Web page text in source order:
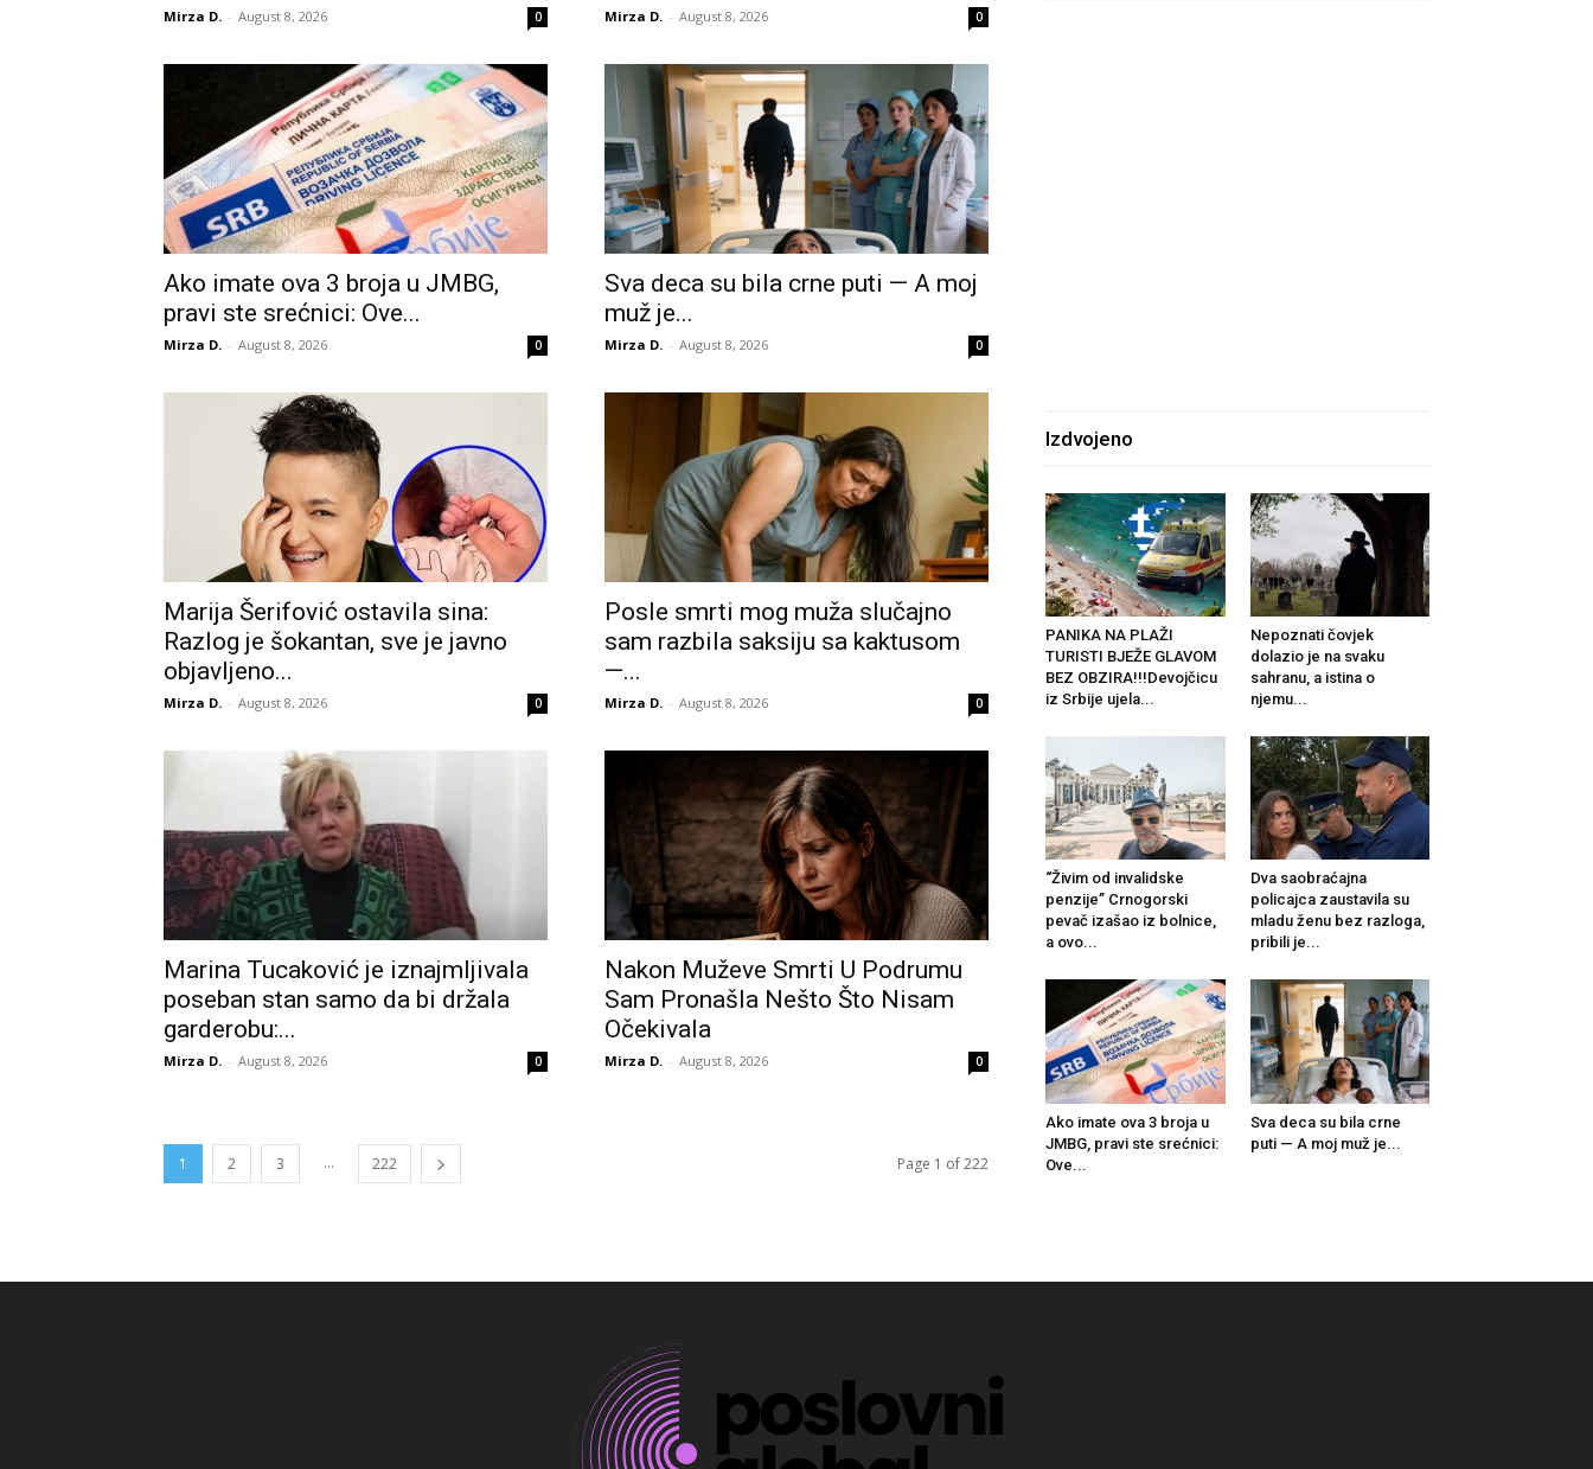
Mirza D. - August 8, 2026 0 Mirza D. - August 8, 2026 0
Ako imate ova 3 broja u JMBG,
pravi ste srećnici: Ove...
Mirza D. - August 8, 2026 0
Sva deca su bila crne puti — A moj
muž je...
Mirza D. - August 8, 2026 0
Marija Šerifović ostavila sina:
Razlog je šokantan, sve je javno
objavljeno...
Mirza D. - August 8, 2026 0
Posle smrti mog muža slučajno
sam razbila saksiju sa kaktusom
—...
Mirza D. - August 8, 2026 0
Marina Tucaković je iznajmljivala
poseban stan samo da bi držala
garderobu:...
Mirza D. - August 8, 2026 0
Nakon Muževe Smrti U Podrumu
Sam Pronašla Nešto Što Nisam
Očekivala
Mirza D. - August 8, 2026 0
1 2 3 ... 222 Page 1 of 222
Izdvojeno
PANIKA NA PLAŽI
TURISTI BJEŽE GLAVOM
BEZ OBZIRA!!!Devojčicu
iz Srbije ujela...
Nepoznati čovjek
dolazio je na svaku
sahranu, a istina o
njemu...
“Živim od invalidske
penzije” Crnogorski
pevač izašao iz bolnice,
a ovo...
Dva saobraćajna
policajca zaustavila su
mladu ženu bez razloga,
pribili je...
Ako imate ova 3 broja u
JMBG, pravi ste srećnici:
Ove...
Sva deca su bila crne
puti — A moj muž je...